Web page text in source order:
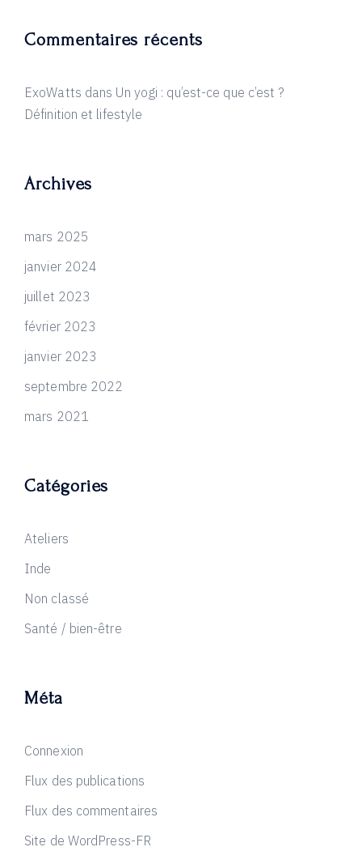
Commentaires récents
ExoWatts dans Un yogi : qu’est-ce que c’est ?
Définition et lifestyle
Archives
mars 2025
janvier 2024
juillet 2023
février 2023
janvier 2023
septembre 2022
mars 2021
Catégories
Ateliers
Inde
Non classé
Santé / bien-être
Méta
Connexion
Flux des publications
Flux des commentaires
Site de WordPress-FR